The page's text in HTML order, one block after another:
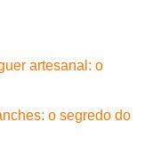
artesanal: o
o segredo do